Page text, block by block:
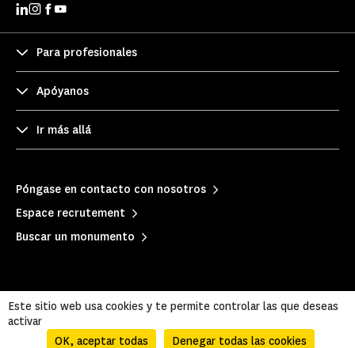
Para profesionales
Apóyanos
Ir más allá
Póngase en contacto con nosotros
Espace recrutement
Buscar un monumento
Este sitio web usa cookies y te permite controlar las que deseas
activar
OK, aceptar todas
Denegar todas las cookies